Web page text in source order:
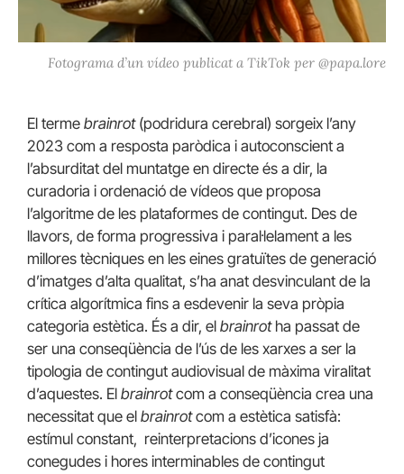
Fotograma d’un vídeo publicat a TikTok per @papa.lore
El terme brainrot(podridura cerebral) sorgeix l’any
2023 com a resposta paròdica i autoconscient a
l’absurditat del muntatge en directe és a dir, la
curadoria i ordenació de vídeos que proposa
l’algoritme de les plataformes de contingut. Des de
llavors, de forma progressiva i paral·lelament a les
millores tècniques en les eines gratuïtes de generació
d’imatges d’alta qualitat, s’ha anat desvinculant de la
crítica algorítmica fins a esdevenir la seva pròpia
categoria estètica. És a dir, el brainrotha passat de
ser una conseqüència de l’ús de les xarxes a ser la
tipologia de contingut audiovisual de màxima viralitat
d’aquestes. El brainrotcom a conseqüència crea una
necessitat que el brainrotcom a estètica satisfà:
estímul constant, reinterpretacions d’icones ja
conegudes i hores interminables de contingut